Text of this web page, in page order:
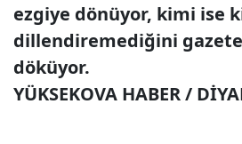
ezgiye dönüyor, kimi ise
dillendiremediğini
döküyor.
YÜKSEKOVA HABER /